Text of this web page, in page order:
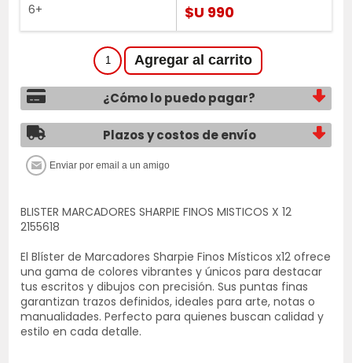
6+ $U 990
¿Cómo lo puedo pagar?
Plazos y costos de envío
BLISTER MARCADORES SHARPIE FINOS MISTICOS X 12
2155618
El Blíster de Marcadores Sharpie Finos Místicos x12 ofrece
una gama de colores vibrantes y únicos para destacar
tus escritos y dibujos con precisión. Sus puntas finas
garantizan trazos definidos, ideales para arte, notas o
manualidades. Perfecto para quienes buscan calidad y
estilo en cada detalle.